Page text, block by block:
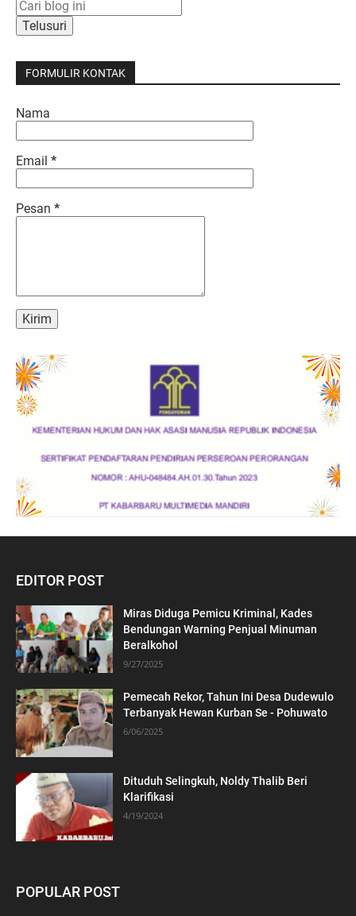
FORMULIR KONTAK
Nama
Email *
Pesan *
EDITOR POST
Miras Diduga Pemicu Kriminal, Kades
Bendungan Warning Penjual Minuman
Beralkohol
9/27/2025
Pemecah Rekor, Tahun Ini Desa Dudewulo
Terbanyak Hewan Kurban Se - Pohuwato
6/06/2025
Dituduh Selingkuh, Noldy Thalib Beri
Klarifikasi
4/19/2024
POPULAR POST